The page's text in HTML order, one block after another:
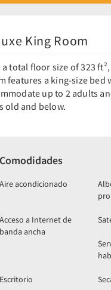
King Room
total floor size of 323
features a king-size bed
up to 2 adults
old and below.
Comodidades
Aire acondicionado
Acceso a Internet de
banda ancha
Escritorio